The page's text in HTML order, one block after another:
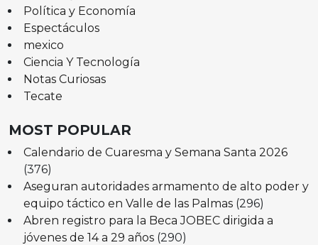
Política y Economía
Espectáculos
mexico
Ciencia Y Tecnología
Notas Curiosas
Tecate
MOST POPULAR
Calendario de Cuaresma y Semana Santa 2026
(376)
Aseguran autoridades armamento de alto poder y
equipo táctico en Valle de las Palmas (296)
Abren registro para la Beca JOBEC dirigida a
jóvenes de 14 a 29 años (290)